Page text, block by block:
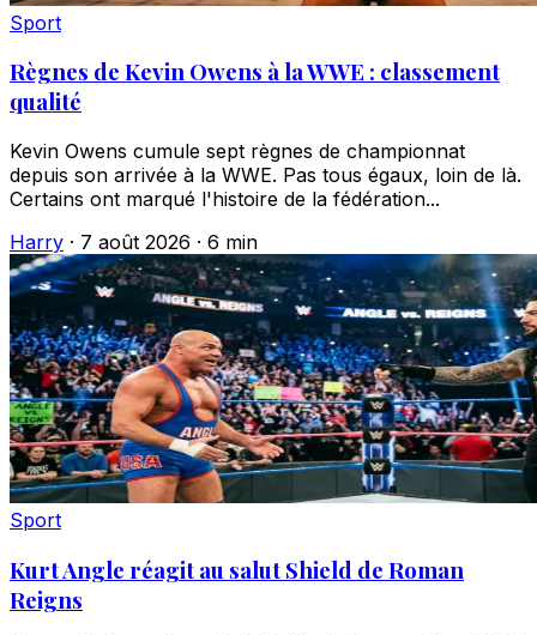
Sport
Règnes de Kevin Owens à la WWE : classement
qualité
Kevin Owens cumule sept règnes de championnat
depuis son arrivée à la WWE. Pas tous égaux, loin de là.
Certains ont marqué l'histoire de la fédération...
Harry · 7 août 2026 · 6 min
Sport
Kurt Angle réagit au salut Shield de Roman
Reigns